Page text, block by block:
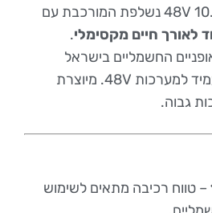
לאורך חיים מקסימלי.
החשמליים בישראל
ומספקת פתרון אמין ועמיד למערכות 48V. מיוצרת
גבוה.
– טווח רכיבה מתאים לשימוש